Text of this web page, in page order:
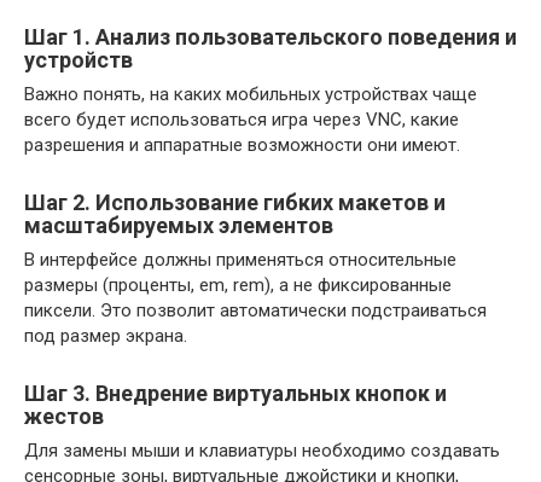
Шаг 1. Анализ пользовательского поведения и
устройств
Важно понять, на каких мобильных устройствах чаще
всего будет использоваться игра через VNC, какие
разрешения и аппаратные возможности они имеют.
Шаг 2. Использование гибких макетов и
масштабируемых элементов
В интерфейсе должны применяться относительные
размеры (проценты, em, rem), а не фиксированные
пиксели. Это позволит автоматически подстраиваться
под размер экрана.
Шаг 3. Внедрение виртуальных кнопок и
жестов
Для замены мыши и клавиатуры необходимо создавать
сенсорные зоны, виртуальные джойстики и кнопки,